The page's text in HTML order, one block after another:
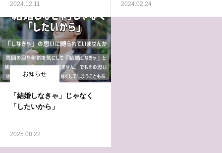
2024.12.11 2024.02.24
お知らせ
「結婚しなきゃ」じゃなく
「したいから」
2025.08.22